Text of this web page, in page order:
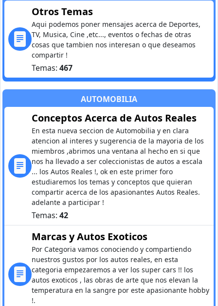
Otros Temas
Aqui podemos poner mensajes acerca de Deportes,
TV, Musica, Cine ,etc..., eventos o fechas de otras
cosas que tambien nos interesan o que deseamos
compartir !
Temas: 467
AUTOMOBILIA
Conceptos Acerca de Autos Reales
En esta nueva seccion de Automobilia y en clara
atencion al interes y sugerencia de la mayoria de los
miembros ,abrimos una ventana al hecho en si que
nos ha llevado a ser coleccionistas de autos a escala
... los Autos Reales !, ok en este primer foro
estudiaremos los temas y conceptos que quieran
compartir acerca de los apasionantes Autos Reales.
adelante a participar !
Temas: 42
Marcas y Autos Exoticos
Por Categoria vamos conociendo y compartiendo
nuestros gustos por los autos reales, en esta
categoria empezaremos a ver los super cars !! los
autos exoticos , las obras de arte que nos elevan la
temperatura en la sangre por este apasionante hobby
!.